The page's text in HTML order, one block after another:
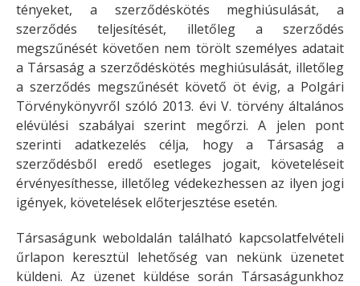
tényeket, a szerződéskötés meghiúsulását, a
szerződés teljesítését, illetőleg a szerződés
megszűnését követően nem törölt személyes adatait
a Társaság a szerződéskötés meghiúsulását, illetőleg
a szerződés megszűnését követő öt évig, a Polgári
Törvénykönyvről szóló 2013. évi V. törvény általános
elévülési szabályai szerint megőrzi. A jelen pont
szerinti adatkezelés célja, hogy a Társaság a
szerződésből eredő esetleges jogait, követeléseit
érvényesíthesse, illetőleg védekezhessen az ilyen jogi
igények, követelések előterjesztése esetén.
Társaságunk weboldalán található kapcsolatfelvételi
űrlapon keresztül lehetőség van nekünk üzenetet
küldeni. Az üzenet küldése során Társaságunkhoz